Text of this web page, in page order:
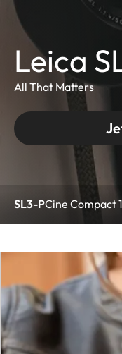
Leica
All That Matters
SL3-PCine Compact 1